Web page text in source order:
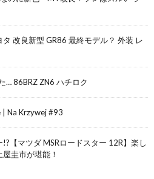
タ 改良新型 GR86 最終モデル？ 外装 レ
… 86BRZ ZN6 ハチロク
| Na Krzywej #93
【マツダ MSRロードスター 12R】楽し
圭市が堪能！